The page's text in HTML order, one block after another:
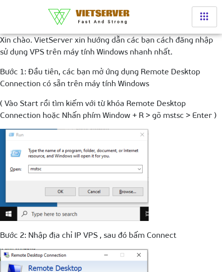
Xin chào. VietServer xin hướng dẫn các bạn cách đăng nhập
sử dụng VPS trên máy tính Windows nhanh nhất.
Bước 1: Đầu tiên, các bạn mở ứng dụng Remote Desktop
Connection có sẵn trên máy tính Windows
( Vào Start rồi tìm kiếm với từ khóa Remote Desktop
Connection hoặc Nhấn phím Window + R > gõ mstsc > Enter )
Bước 2: Nhập địa chỉ IP VPS , sau đó bấm Connect